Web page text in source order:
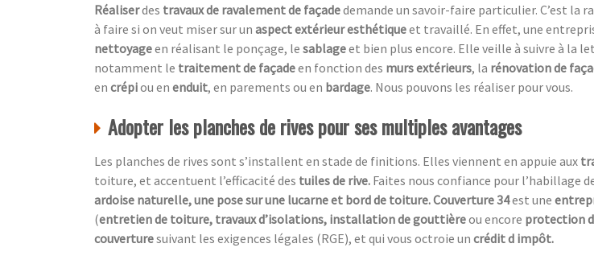
Réaliserdes travaux de ravalement de façadedemande un savoir-faire particulier. C’est la
à faire si on veut miser sur un aspect extérieur esthétiqueet travaillé. En effet, une
nettoyageen réalisant le ponçage, le sablageet bien plus encore. Elle veille à suivre à la
notamment le traitement de façadeen fonction des murs extérieurs, la rénovation de
en crépiou en enduit, en parements ou en bardage. Nous pouvons les réaliser pour vous.
Adopter les planches de rives pour ses multiples avantages
Les planches de rives sont s’installent en stade de finitions. Elles viennent en appuie aux
toiture, et accentuent l’efficacité des tuiles de rive. Faites nous confiance pour l’habillage
ardoise naturelle, une pose sur une lucarne et bord de toiture. Couverture 34est une
(entretien de toiture, travaux d’isolations, installation de gouttièreou encore protection
couverturesuivant les exigences légales (RGE), et qui vous octroie un crédit d impôt.